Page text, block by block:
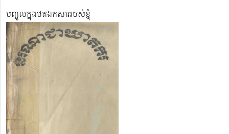
បញ្ចូលក្នុងថតឯកសាររបស់ខ្ញុំ